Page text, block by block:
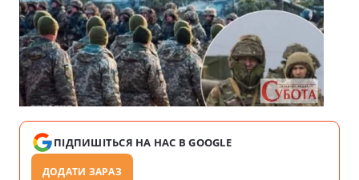
ПІДПИШІТЬСЯ НА НАС В GOOGLE
ДОДАТИ ЗАРАЗ